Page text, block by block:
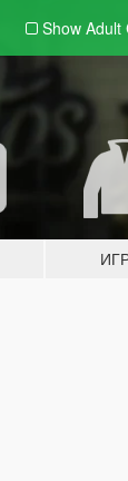
Show Adult